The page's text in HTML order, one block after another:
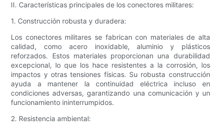
II. Características principales de los conectores militares:
1. Construcción robusta y duradera:
Los conectores militares se fabrican con materiales de alta
calidad, como acero inoxidable, aluminio y plásticos
reforzados. Estos materiales proporcionan una durabilidad
excepcional, lo que los hace resistentes a la corrosión, los
impactos y otras tensiones físicas. Su robusta construcción
ayuda a mantener la continuidad eléctrica incluso en
condiciones adversas, garantizando una comunicación y un
funcionamiento ininterrumpidos.
2. Resistencia ambiental: